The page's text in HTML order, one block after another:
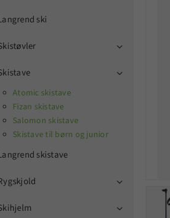
ski


Atomic skistave
Fizan skistave
Salomon skistave
Skistave til børn og junior
skistave

